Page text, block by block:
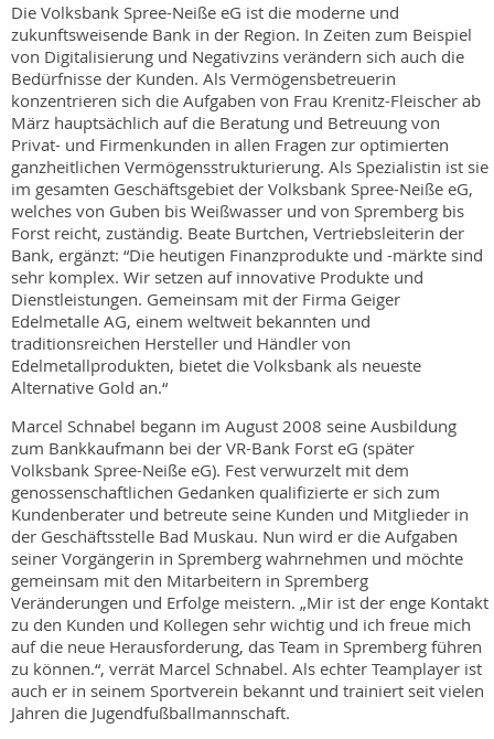
Die Volksbank Spree-Neiße eG ist die moderne und
zukunftsweisende Bank in der Region. In Zeiten zum Beispiel
von Digitalisierung und Negativzins verändern sich auch die
Bedürfnisse der Kunden. Als Vermögensbetreuerin
konzentrieren sich die Aufgaben von Frau Krenitz-Fleischer ab
März hauptsächlich auf die Beratung und Betreuung von
Privat- und Firmenkunden in allen Fragen zur optimierten
ganzheitlichen Vermögensstrukturierung. Als Spezialistin ist sie
im gesamten Geschäftsgebiet der Volksbank Spree-Neiße eG,
welches von Guben bis Weißwasser und von Spremberg bis
Forst reicht, zuständig. Beate Burtchen, Vertriebsleiterin der
Bank, ergänzt: “Die heutigen Finanzprodukte und -märkte sind
sehr komplex. Wir setzen auf innovative Produkte und
Dienstleistungen. Gemeinsam mit der Firma Geiger
Edelmetalle AG, einem weltweit bekannten und
traditionsreichen Hersteller und Händler von
Edelmetallprodukten, bietet die Volksbank als neueste
Alternative Gold an.“
Marcel Schnabel begann im August 2008 seine Ausbildung
zum Bankkaufmann bei der VR-Bank Forst eG (später
Volksbank Spree-Neiße eG). Fest verwurzelt mit dem
genossenschaftlichen Gedanken qualifizierte er sich zum
Kundenberater und betreute seine Kunden und Mitglieder in
der Geschäftsstelle Bad Muskau. Nun wird er die Aufgaben
seiner Vorgängerin in Spremberg wahrnehmen und möchte
gemeinsam mit den Mitarbeitern in Spremberg
Veränderungen und Erfolge meistern. „Mir ist der enge Kontakt
zu den Kunden und Kollegen sehr wichtig und ich freue mich
auf die neue Herausforderung, das Team in Spremberg führen
zu können.“, verrät Marcel Schnabel. Als echter Teamplayer ist
auch er in seinem Sportverein bekannt und trainiert seit vielen
Jahren die Jugendfußballmannschaft.